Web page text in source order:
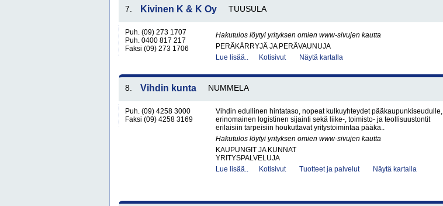
7. Kivinen K & K Oy TUUSULA
Puh. (09) 273 1707
Puh. 0400 817 217
Faksi (09) 273 1706
Hakutulos löytyi yrityksen omien www-sivujen kautta
PERÄKÄRRYJÄ JA PERÄVAUNUJA
Lue lisää..
Kotisivut Näytä kartalla
8. Vihdin kunta NUMMELA
Puh. (09) 4258 3000
Faksi (09) 4258 3169
Vihdin edullinen hintataso, nopeat kulkuyhteydet pääkaupunkiseudulle,
erinomainen logistinen sijainti sekä liike-, toimisto- ja teollisuustontit
erilaisiin tarpeisiin houkuttavat yritystoimintaa pääka..
Hakutulos löytyi yrityksen omien www-sivujen kautta
KAUPUNGIT JA KUNNAT
YRITYSPALVELUJA
Lue lisää..
Kotisivut Tuotteet ja palvelut Näytä kartalla